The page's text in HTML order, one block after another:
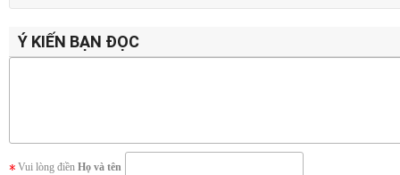
Ý KIẾN BẠN ĐỌC
Vui lòng điền Họ và tên